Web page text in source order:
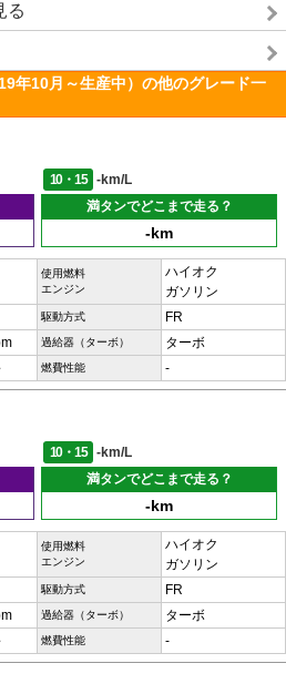
る
年10月～生産中）の他のグレード一
10・15
-km/L
満タンでどこまで走る？
-km
使用燃料
エンジン
ハイオク
ガソリン
駆動方式 FR
過給器（ターボ） ターボ
燃費性能 -
10・15
-km/L
満タンでどこまで走る？
-km
使用燃料
エンジン
ハイオク
ガソリン
駆動方式 FR
過給器（ターボ） ターボ
燃費性能 -